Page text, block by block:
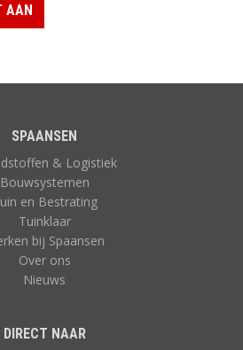
AAN
SPAANSEN
& Logistiek
Bouwsystemen
en Bestrating
Tuinklaar
bij Spaansen
Over ons
Nieuws
DIRECT NAAR